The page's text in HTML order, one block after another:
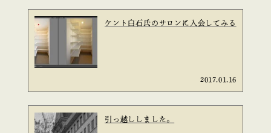
ケント白石氏のサロンに入会してみる
2017.01.16
引っ越ししました。